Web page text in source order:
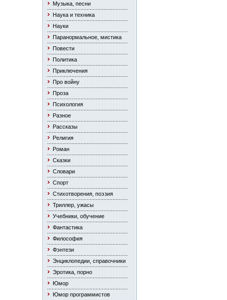
Музыка, песни
Наука и техника
Науки
Паранормальное, мистика
Повести
Политика
Приключения
Про войну
Проза
Психология
Разное
Рассказы
Религия
Роман
Сказки
Словари
Спорт
Стихотворения, поэзия
Триллер, ужасы
Учебники, обучение
Фантастика
Философия
Фэнтези
Энциклопедии, справочники
Эротика, порно
Юмор
Юмор программистов